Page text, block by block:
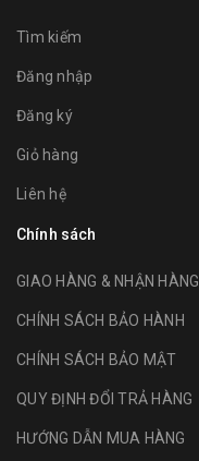
Tìm kiếm
Đăng nhập
Đăng ký
Giỏ hàng
Liên hệ
Chính sách
GIAO HÀNG & NHẬN HÀNG
CHÍNH SÁCH BẢO HÀNH
CHÍNH SÁCH BẢO MẬT
QUY ĐỊNH ĐỔI TRẢ HÀNG
HƯỚNG DẪN MUA HÀNG